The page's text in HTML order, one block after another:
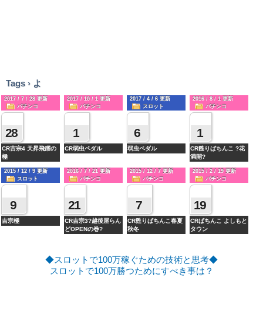
10/12 CR蒼天の拳 天羅 スペック・大当たり振り分けを追加
10/12 CRダーカーザンブラック-黒の契約者- 甘デジスペック・大当たり振り分
けを追加
10/12 CRギルティクラウン 実践稼働記事・甘デジスペック・大当たり振り分
10/12 CR大海物語スペシャルMTE15 実践稼働記事・甘デジ通常時演出を追加
10/11 CR真・花の慶次2 評判・評価・感想・2ちゃんまとめ記事を追加
10/11 CR北斗の拳7転生FC 2ちゃんまとめ記事を追加
10/11 CR天下一閃 評判・評価・感想・2ちゃんまとめ記事を追加
10/11 CR魔法少女まどか☆マギカ 評判・評価・感想・2ちゃんまとめ記事を追
加
10/11 CR桃剣斬鬼 評判・評価・感想・2ちゃんまとめ記事を追加
10/11 CR哲也3?玄人の頂へ? 評判・評価・感想・2ちゃんまとめ記事を追加
10/11 CR戦国乙女 花 2ちゃんまとめ記事を追加
10/11 CR真・北斗無双 評判・評価・感想・2ちゃんまとめ記事を追加
10/09 CR戦姫絶唱シンフォギア 2ちゃんまとめ記事を追加
10/09 CR弾球黙示録 カイジ沼3 評判・評価・感想・2ちゃんまとめ記事を追加
Tags › よ
2017 / 7 / 28 更新
パチンコ
28
CR吉宗4 天昇飛躍の
極
2017 / 10 / 1 更新
パチンコ
1
CR弱虫ペダル
2017 / 4 / 6 更新
スロット
6
弱虫ペダル
2016 / 8 / 1 更新
パチンコ
1
CR甦りぱちんこ ?花
満開?
2015 / 12 / 9 更新
スロット
9
吉宗極
2016 / 7 / 21 更新
パチンコ
21
CR吉宗3?越後屋らん
どOPENの巻?
2015 / 12 / 7 更新
パチンコ
7
CR甦りぱちんこ春夏
秋冬
2015 / 2 / 19 更新
パチンコ
19
CRぱちんこ よしもと
タウン
◆スロットで100万稼ぐための技術と思考◆
スロットで100万勝つためにすべき事は？